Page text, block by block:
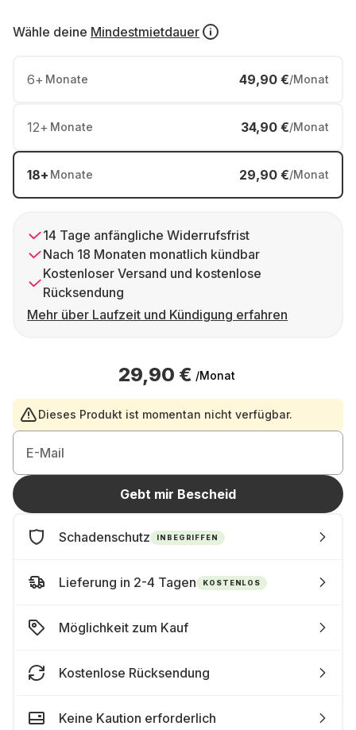
Wähle deine Mindestmietdauer
6+ Monate 49,90 €/Monat
12+ Monate 34,90 €/Monat
18+ Monate 29,90 €/Monat
14 Tage anfängliche Widerrufsfrist
Nach 18 Monaten monatlich kündbar
Kostenloser Versand und kostenlose
Rücksendung
Mehr über Laufzeit und Kündigung erfahren
29,90 € /Monat
Dieses Produkt ist momentan nicht verfügbar.
E-Mail
Gebt mir Bescheid
Schadenschutz INBEGRIFFEN
Lieferung in 2-4 Tagen KOSTENLOS
Möglichkeit zum Kauf
Kostenlose Rücksendung
Keine Kaution erforderlich